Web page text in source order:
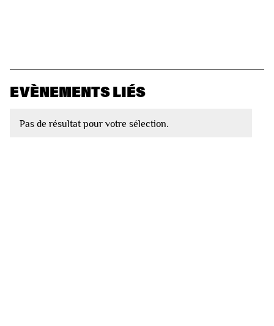
EVÈNEMENTS LIÉS
Pas de résultat pour votre sélection.